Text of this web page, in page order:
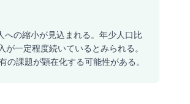
の縮小が見込まれる。年少人口比
一定程度続いているとみられる。
課題が顕在化する可能性がある。